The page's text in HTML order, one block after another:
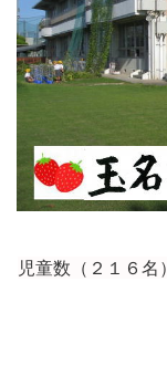
児童数（２１６名